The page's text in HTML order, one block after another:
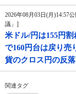
2026年08月03日(月
議」]
米ドル/円は155円
で160円台は戻り売
貨のクロス円の反
関連タグ